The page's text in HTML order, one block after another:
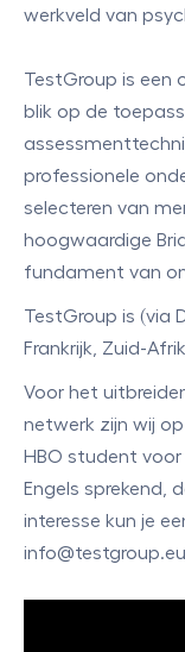
werkveld van
TestGroup is een
blik op de
professionele
selecteren van
hoogwaardige
fundament van
TestGroup is (via
Frankrijk, Zuid-
Voor het
netwerk zijn wij
HBO student
Engels sprekend,
interesse kun je